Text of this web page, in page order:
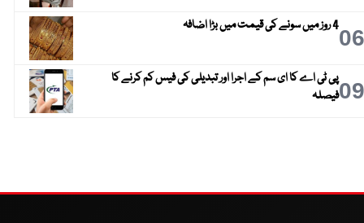
064 روز میں سونے کی قیمت میں بڑا اضافہ
09پی ٹی اے کا ای سم کے اجرا اور تبدیلی کی فیس کم کرنے کا
فیصلہ